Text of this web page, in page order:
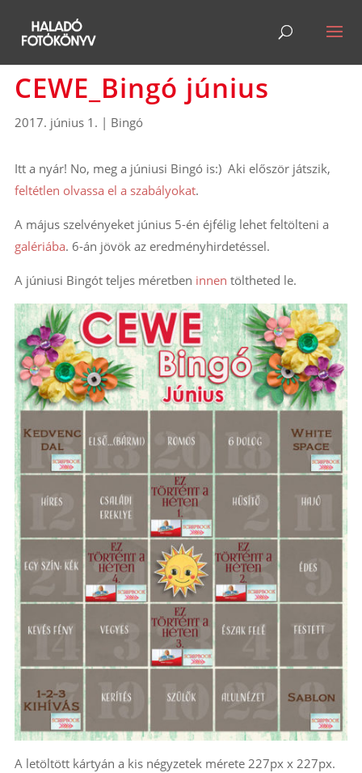
CEWE_Bingó június
2017. június 1. | Bingó
Itt a nyár! No, meg a júniusi Bingó is:) Aki először játszik,
feltétlen olvassa el a szabályokat.
A május szelvényeket június 5-én éjfélig lehet feltölteni a
galériába. 6-án jövök az eredményhirdetéssel.
A júniusi Bingót teljes méretben innen töltheted le.
A letöltött kártyán a kis négyzetek mérete 227px x 227px.